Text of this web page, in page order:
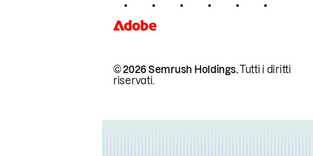
© 2026 Semrush Holdings.Tutti i diritti
riservati.